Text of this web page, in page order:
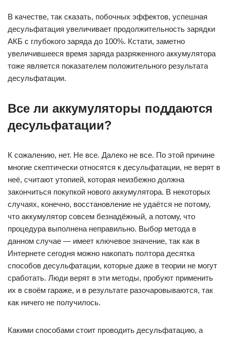
В качестве, так сказать, побочных эффектов, успешная
десульфатация увеличивает продолжительность зарядки
АКБ с глубокого заряда до 100%. Кстати, заметно
увеличившееся время заряда разряженного аккумулятора
тоже является показателем положительного результата
десульфатации.
Все ли аккумуляторы поддаются
десульфатации?
К сожалению, нет. Не все. Далеко не все. По этой причине
многие скептически относятся к десульфатации, не верят в
неё, считают утопией, которая неизбежно должна
закончиться покупкой нового аккумулятора. В некоторых
случаях, конечно, восстановление не удаётся не потому,
что аккумулятор совсем безнадёжный, а потому, что
процедура выполнена неправильно. Выбор метода в
данном случае — имеет ключевое значение, так как в
Интернете сегодня можно накопать полтора десятка
способов десульфатации, которые даже в теории не могут
сработать. Люди верят в эти методы, пробуют применить
их в своём гараже, и в результате разочаровываются, так
как ничего не получилось.
Какими способами стоит проводить десульфатацию, а